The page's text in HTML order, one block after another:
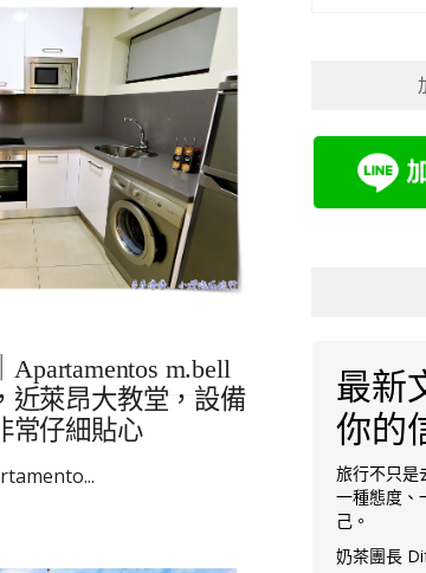
m.bell
近萊昂大教堂，設備
常仔細貼心
最新
你的
旅行不只是
一種態度、
己。
奶茶團長